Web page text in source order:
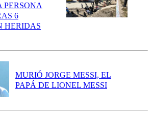
PERSONA
6
HERIDAS
MURIÓ JORGE MESSI, EL
PAPÁ DE LIONEL MESSI